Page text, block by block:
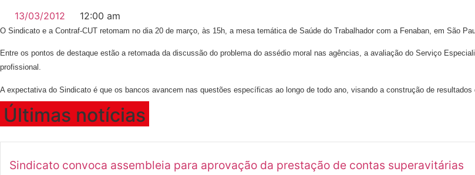
13/03/2012 12:00 am
O Sindicato e a Contraf-CUT retomam no dia 20 de março, às 15h, a mesa temática de Saúde do Trabalhador com a Fenaban, em São
Entre os pontos de destaque estão a retomada da discussão do problema do assédio moral nas agências, a avaliação do Serviço
profissional.
A expectativa do Sindicato é que os bancos avancem nas questões específicas ao longo de todo ano, visando a construção de resultados
Últimas notícias
Sindicato convoca assembleia para aprovação da prestação de contas superavitárias